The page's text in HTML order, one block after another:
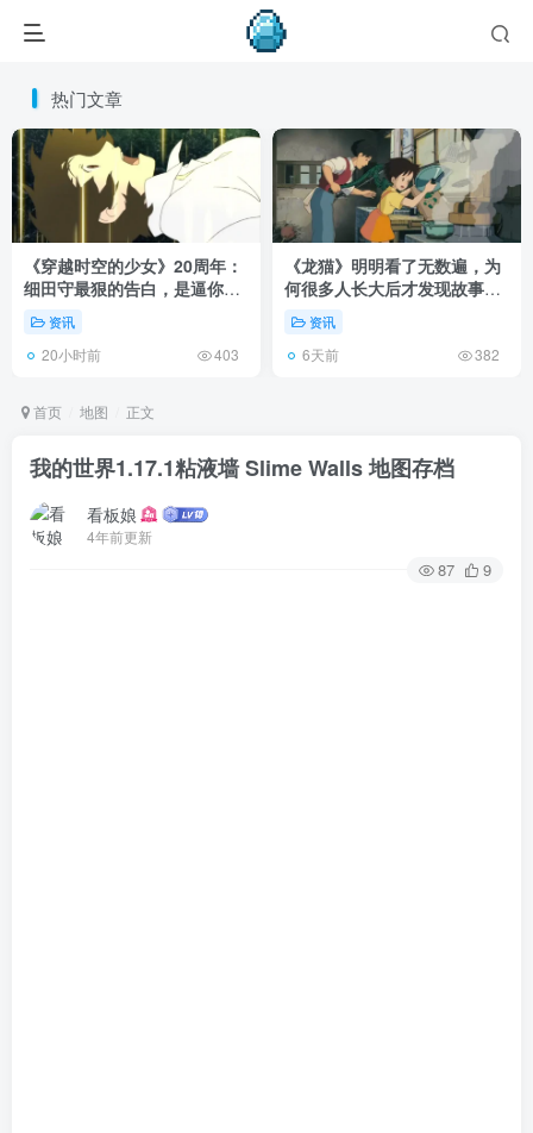
热门文章
《穿越时空的少女》20周年：
细田守最狠的告白，是逼你承
认有些夏天回不去了！
资讯
20小时前 403
《龙猫》明明看了无数遍，为
何很多人长大后才发现故事根
本不在 1988 年！
资讯
6天前 382
首页 地图 正文
我的世界1.17.1粘液墙 Slime Walls 地图存档
看板娘
4年前更新
87 9